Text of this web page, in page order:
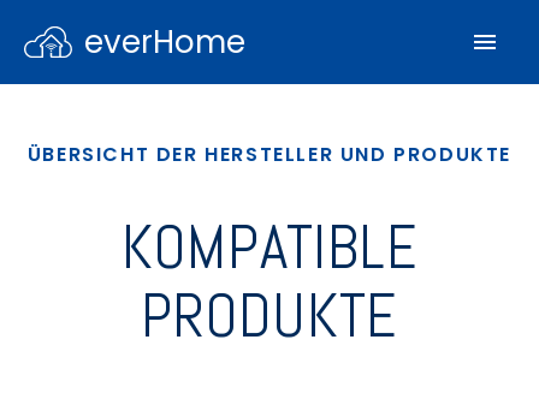
everHome
ÜBERSICHT DER HERSTELLER UND PRODUKTE
KOMPATIBLE
PRODUKTE